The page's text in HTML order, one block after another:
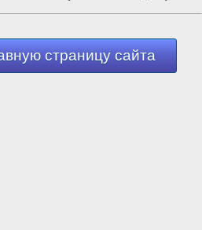
страницу сайта